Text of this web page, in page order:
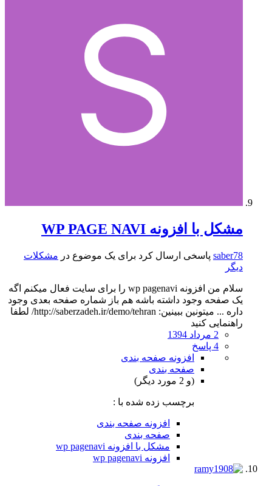
مشکل با افزونه WP PAGE NAVI
saber78 پاسخی ارسال کرد برای یک موضوع در مشکلات
دیگر
سلام من افزونه wp pagenavi را برای سایت فعال میکنم اگه
یک صفحه وجود داشته باشه هم باز شماره صفحه بعدی وجود
داره ... میتونین ببینین: http://saberzadeh.ir/demo/tehran/ لطفا
راهنمایی کنید
2 مرداد 1394
4 پاسخ
افزونه صفحه بندی
صفحه بندی
(و 2 مورد دیگر)
برچسب زده شده با :
افزونه صفحه بندی
صفحه بندی
مشکل با افزونه wp pagenavi
افزونه wp pagenavi